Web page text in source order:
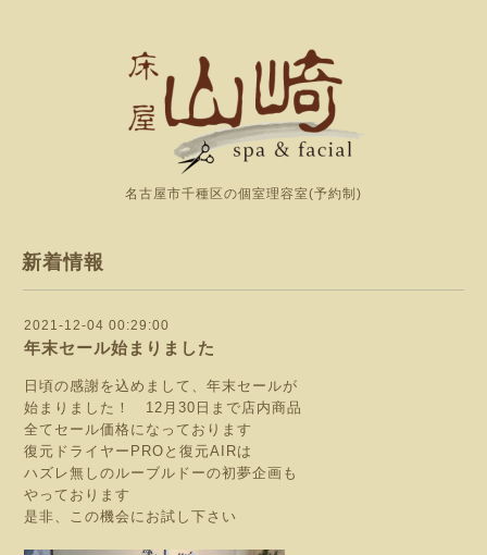
名古屋市千種区の個室理容室(予約制)
新着情報
2021-12-04 00:29:00
年末セール始まりました
日頃の感謝を込めまして、年末セールが
始まりました！ 12月30日まで店内商品
全てセール価格になっております
復元ドライヤーPROと復元AIRは
ハズレ無しのルーブルドーの初夢企画も
やっております
是非、この機会にお試し下さい